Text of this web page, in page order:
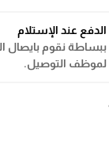
الدفع عند الإستلام
ببساطة نقوم بايصال
لموظف التوصيل.